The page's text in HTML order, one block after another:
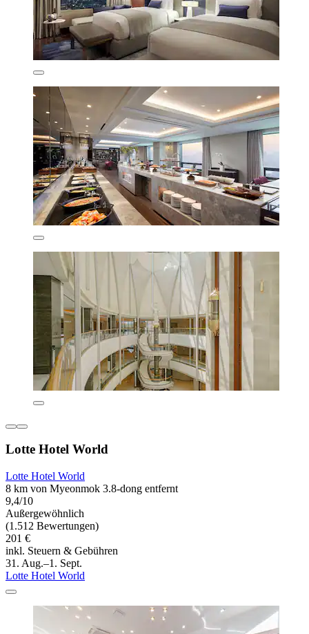
Lotte Hotel World
Lotte Hotel World
8 km von Myeonmok 3.8-dong entfernt
9,4/10
Außergewöhnlich
(1.512 Bewertungen)
201 €
inkl. Steuern & Gebühren
31. Aug.–1. Sept.
Lotte Hotel World